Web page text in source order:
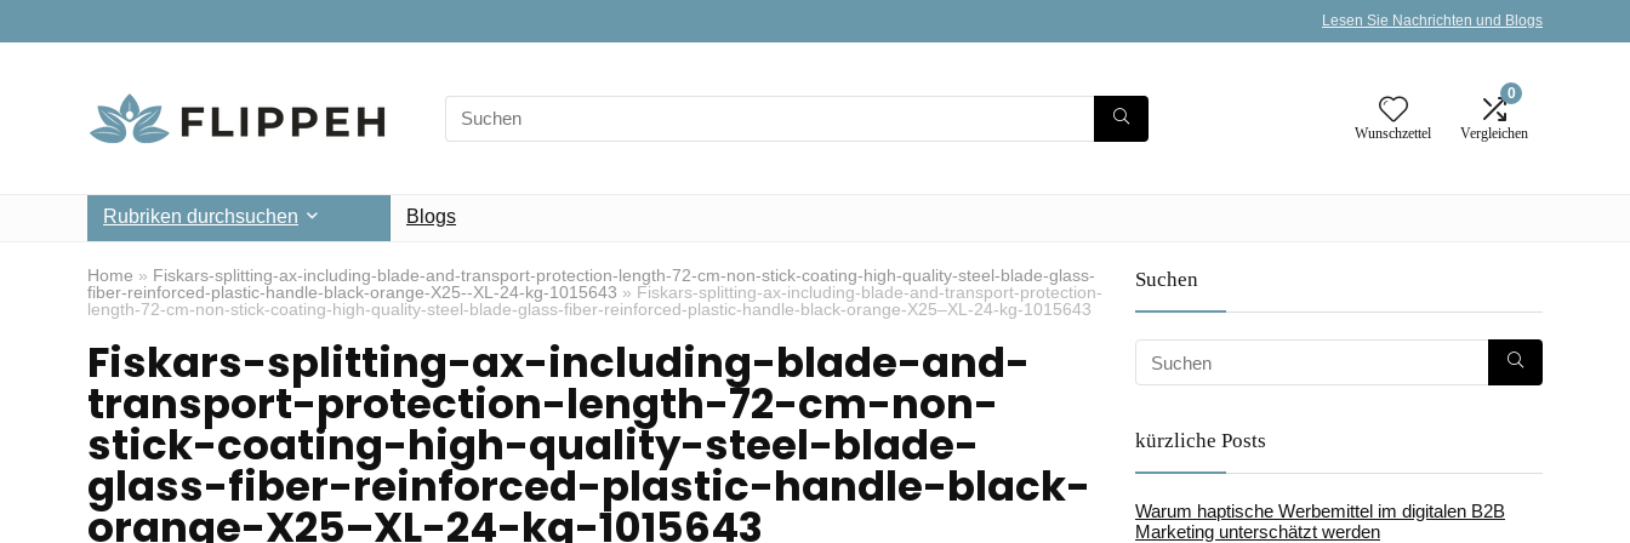
Lesen Sie Nachrichten und Blogs
Search
for:
Wunschzettel
0
Vergleichen
Rubriken durchsuchen Blogs
Home » Fiskars-splitting-ax-including-blade-and-transport-protection-length-72-cm-non-stick-coating-high-quality-steel-blade-glass-
fiber-reinforced-plastic-handle-black-orange-X25--XL-24-kg-1015643 » Fiskars-splitting-ax-including-blade-and-transport-protection-
length-72-cm-non-stick-coating-high-quality-steel-blade-glass-fiber-reinforced-plastic-handle-black-orange-X25–XL-24-kg-1015643
Fiskars-splitting-ax-including-blade-and-
transport-protection-length-72-cm-non-
stick-coating-high-quality-steel-blade-
glass-fiber-reinforced-plastic-handle-black-
orange-X25–XL-24-kg-1015643
Suchen
kürzliche Posts
Warum haptische Werbemittel im digitalen B2B
Marketing unterschätzt werden